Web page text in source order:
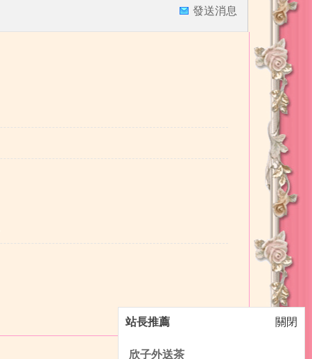
發送消息
關閉
站長推薦
欣子外送茶